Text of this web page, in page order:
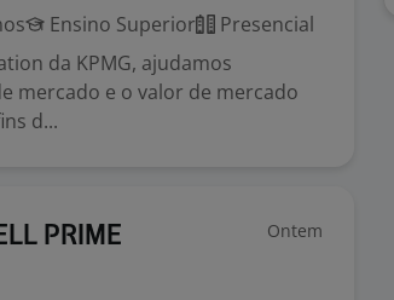
Ensino Superior
Presencial
da KPMG, ajudamos
mercado e o valor de mercado
d...
PRIME Ontem